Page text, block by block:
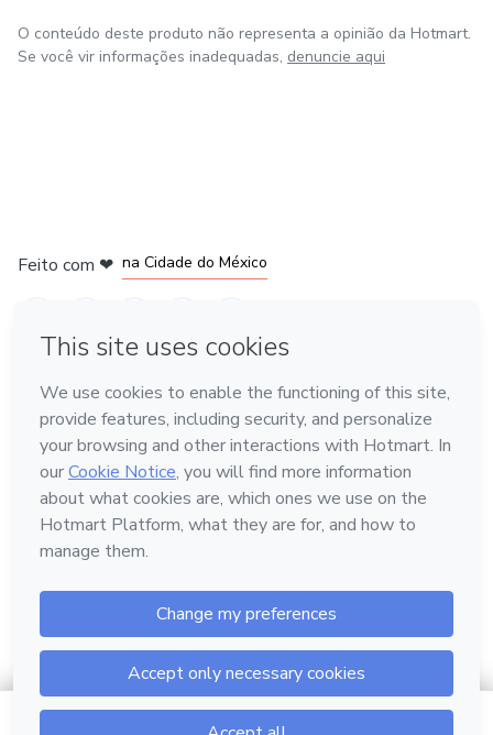
O conteúdo deste produto não representa a opinião da Hotmart.
Se você vir informações inadequadas, denuncie aqui
Feito com ❤ na Cidade do México
Conheça a Hotmart
Idioma
Português
Hotmart — 2011-2026 © Todos os direitos reservados.